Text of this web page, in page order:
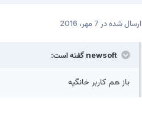
ارسال شده در 7 مهر، 2016
باز هم کاربر خانگیه